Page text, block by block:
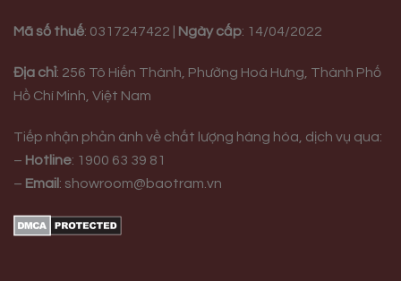
Mã số thuế: 0317247422 | Ngày cấp: 14/04/2022
Địa chỉ: 256 Tô Hiến Thành, Phường Hoà Hưng, Thành Phố
Hồ Chí Minh, Việt Nam
Tiếp nhận phản ánh về chất lượng hàng hóa, dịch vụ qua:
– Hotline: 1900 63 39 81
– Email : showroom@baotram.vn